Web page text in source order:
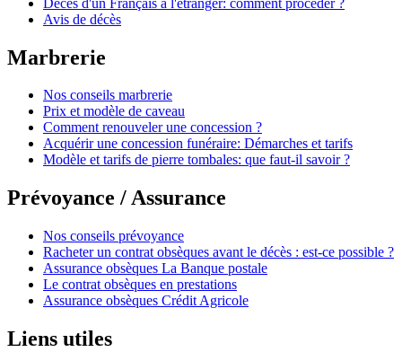
Avis de décès
Marbrerie
Nos conseils marbrerie
Prix et modèle de caveau
Comment renouveler une concession ?
Acquérir une concession funéraire: Démarches et tarifs
Modèle et tarifs de pierre tombales: que faut-il savoir ?
Prévoyance / Assurance
Nos conseils prévoyance
Racheter un contrat obsèques avant le décès : est-ce possible ?
Assurance obsèques La Banque postale
Le contrat obsèques en prestations
Assurance obsèques Crédit Agricole
Liens utiles